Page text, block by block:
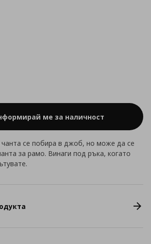
ме за наличност
чанта се побира в джоб, но може да се
за рамо. Винаги под ръка, когато